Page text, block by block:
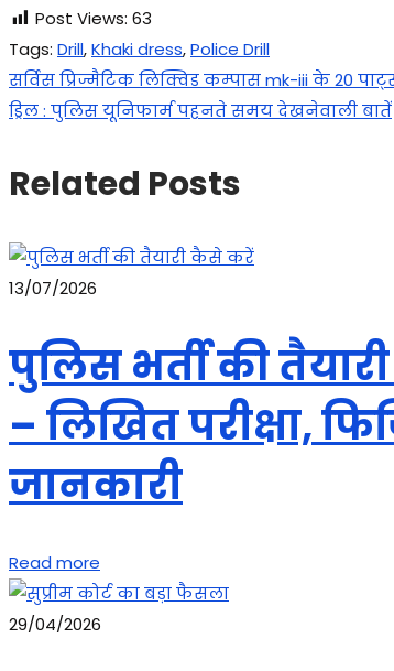
Post Views: 63
Tags: Drill,Khaki dress,Police Drill
Post
Previous
post:
सर्विस प्रिज्मैटिक लिक्विड कम्पास mk-iii के 20
Next
ड्रिल : पुलिस यूनिफार्म पहनते समय देखनेवाली बातें
Related Posts
13/07/2026
पुलिस भर्ती की
– लिखित परीक्षा,
जानकारी
Read more
29/04/2026